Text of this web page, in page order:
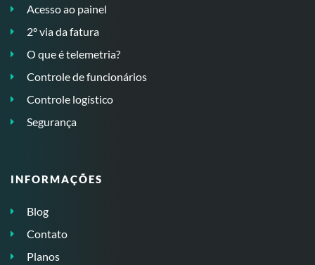
Acesso ao painel
2º via da fatura
O que é telemetria?
Controle de funcionários
Controle logístico
Segurança
INFORMAÇÕES
Blog
Contato
Planos